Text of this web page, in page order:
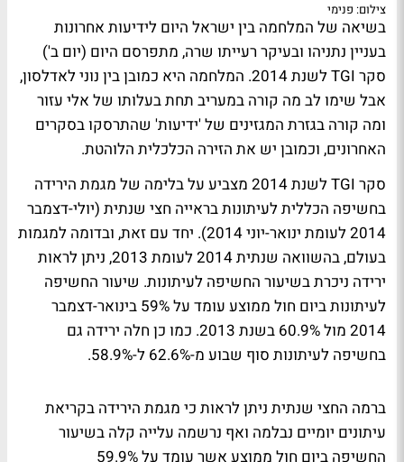
צילום: פנימי
בשיאה של המלחמה בין ישראל היום לידיעות אחרונות
בעניין נתניהו ובעיקר רעייתו שרה, מתפרסם היום (יום ב')
סקר TGI
לשנת 2014. המלחמה היא כמובן בין נוני לאדלסון,
אבל שימו לב מה קורה במעריב תחת בעלותו של אלי עזור
ומה קורה בגזרת המגזינים של 'ידיעות' שהתרסקו בסקרים
האחרונים, וכמובן יש את הזירה הכלכלית הלוהטת.
סקר TGI לשנת 2014 מצביע על בלימה של מגמת הירידה
בחשיפה הכללית לעיתונות בראייה חצי שנתית (יולי-דצמבר
2014 לעומת ינואר-יוני 2014). יחד עם זאת, ובדומה למגמות
בעולם, בהשוואה שנתית 2014 לעומת 2013, ניתן לראות
ירידה ניכרת בשיעור החשיפה לעיתונות. שיעור החשיפה
לעיתונות ביום חול ממוצע עומד על 59% בינואר-דצמבר
2014 מול 60.9% בשנת 2013. כמו כן חלה ירידה גם
בחשיפה לעיתונות סוף שבוע מ-62.6% ל-58.9%.
ברמה החצי שנתית ניתן לראות כי מגמת הירידה בקריאת
עיתונים יומיים נבלמה ואף נרשמה עלייה קלה בשיעור
החשיפה ביום חול ממוצע אשר עומד על 59.9%